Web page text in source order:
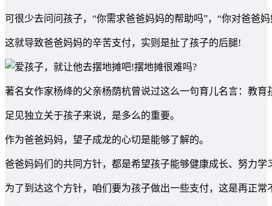
可很少去问问孩子，“你需求爸爸妈妈的帮助吗”，“你对爸爸
这就导致爸爸妈妈的辛苦支付，实则是扯了孩子的后腿!
著名女作家杨绛的父亲杨荫杭曾说过这么一句育儿名言：教育
足见独立关于孩子来说，是多么的重要。
作为爸爸妈妈，望子成龙的心切是能够了解的。
爸爸妈妈们的共同方针，都是希望孩子能够健康成长、努力学
为了到达这个方针，咱们要为孩子做出一些支付，这是再正常